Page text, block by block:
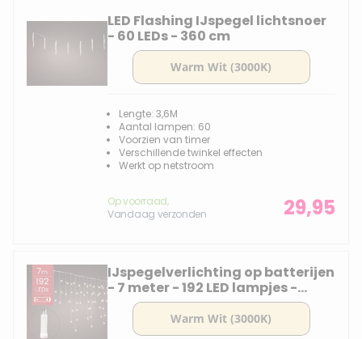
LED Flashing IJspegel lichtsnoer
- 60 LEDs - 360 cm
Lengte: 3,6M
Aantal lampen: 60
Voorzien van timer
Verschillende twinkel effecten
Werkt op netstroom
Op voorraad,
Vandaag verzonden
29,95
IJspegelverlichting op batterijen
- 7 meter - 192 LED lampjes -
warm wit - knipper functie